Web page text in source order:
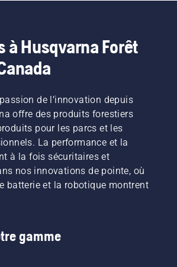
à Husqvarna Forêt
de l’innovation depuis
offre des produits forestiers
pour les parcs et les
La performance et la
à la fois sécuritaires et
nos innovations de pointe, où
batterie et la robotique montrent
gamme